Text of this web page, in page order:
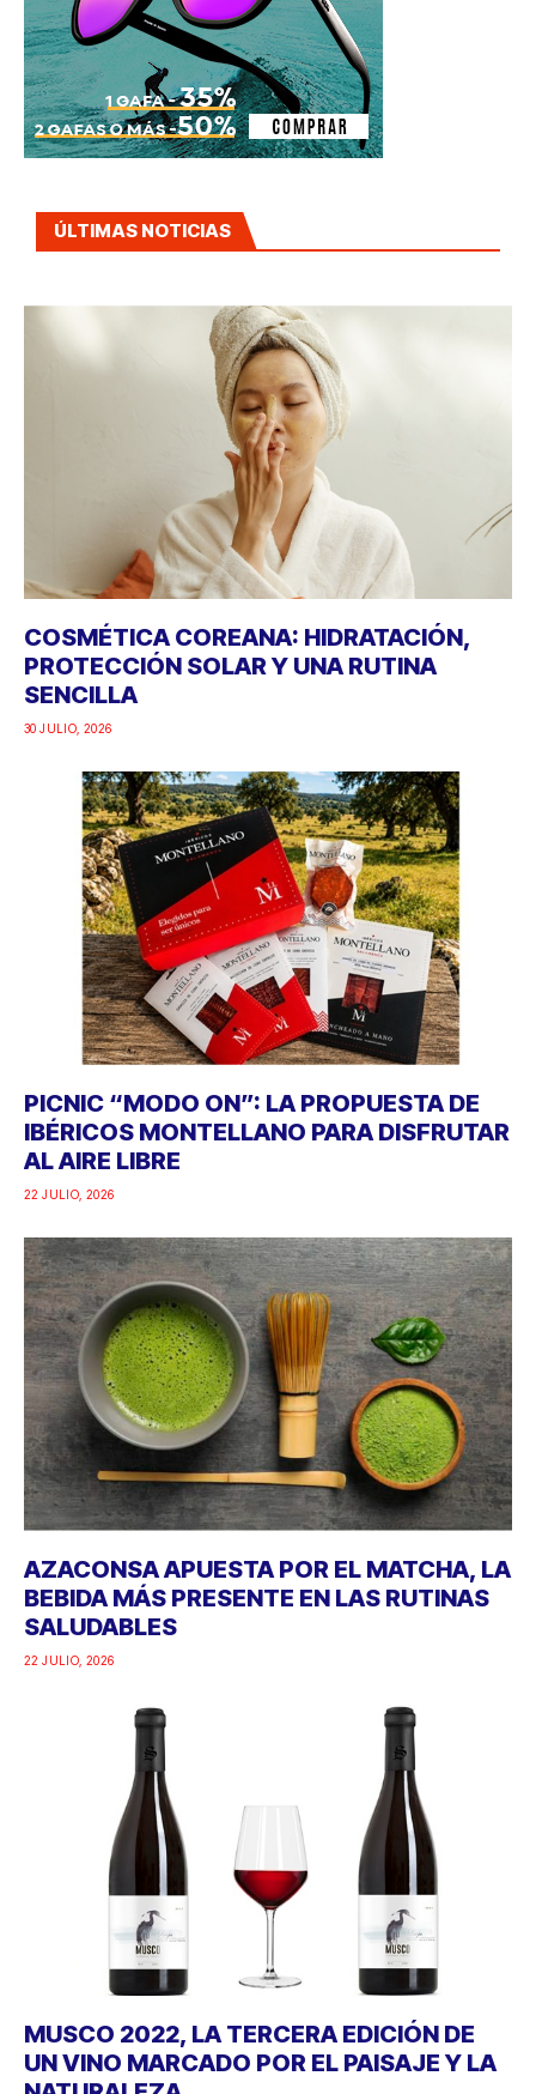
ÚLTIMAS NOTICIAS
COSMÉTICA COREANA: HIDRATACIÓN,
PROTECCIÓN SOLAR Y UNA RUTINA
SENCILLA
30 JULIO, 2026
PICNIC “MODO ON”: LA PROPUESTA DE
IBÉRICOS MONTELLANO PARA DISFRUTAR
AL AIRE LIBRE
22 JULIO, 2026
AZACONSA APUESTA POR EL MATCHA, LA
BEBIDA MÁS PRESENTE EN LAS RUTINAS
SALUDABLES
22 JULIO, 2026
MUSCO 2022, LA TERCERA EDICIÓN DE
UN VINO MARCADO POR EL PAISAJE Y LA